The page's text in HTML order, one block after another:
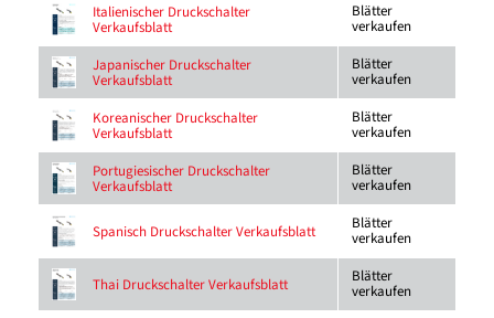
Italienischer Druckschalter
Verkaufsblatt
Blätter
verkaufen
Japanischer Druckschalter
Verkaufsblatt
Blätter
verkaufen
Koreanischer Druckschalter
Verkaufsblatt
Blätter
verkaufen
Portugiesischer Druckschalter
Verkaufsblatt
Blätter
verkaufen
Spanisch Druckschalter Verkaufsblatt Blätter
verkaufen
Thai Druckschalter Verkaufsblatt Blätter
verkaufen